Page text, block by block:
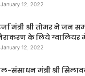
January 12, 2022
मंत्री श्री तोमर ने जन
के लिये ग्वालियर
January 12, 2022
संसाधन मंत्री श्री